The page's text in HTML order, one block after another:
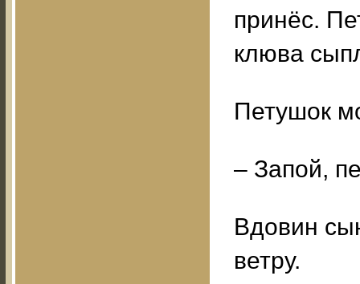
принёс.
клюва
Петушок
– Запой,
Вдовин
ветру.